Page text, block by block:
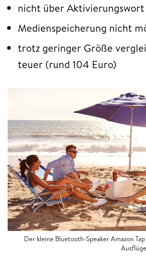
nicht über
Medienspeicherung nicht
trotz geringer Größe
teuer (rund 104 Euro)
Der kleine Bluetooth-Speaker Amazon